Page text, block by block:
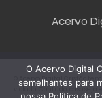
Acervo
O Acervo Digital Cristão
violado. Contudo, caso
O Acervo Digital
semelhantes para